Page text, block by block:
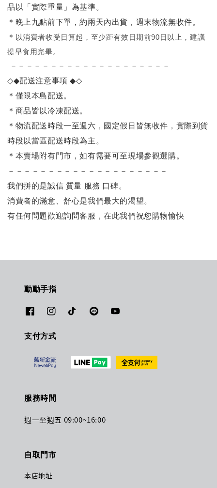
品以「實際重量」為基準。
＊晚上九點前下單，約兩天內出貨，週末物流無收件。
＊ 以消費者收受日算起，至少距有效日期前90日以上，建議
提早食用完畢。
－－－－－－－－－－－－－－－－－－－－
◇◆配送注意事項◆◇
＊僅限本島配送。
＊商品皆以冷凍配送。
＊物流配送時段一至週六，國定假日皆無收件，實際到貨
時段以當區配送時段為主。
＊本賣場附有門市，如有需要可至現場參觀選購。
－－－－－－－－－－－－－－－－－－－－
我們拼的是誠信 質量 服務 口碑。
消費者的滿意、舒心是我們最大的渴望。
有任何問題歡迎詢問客服，在此我們祝您購物愉快
動動手指
支付方式
服務時間
週一至週五 09:00~16:00
自取門市
本店地址